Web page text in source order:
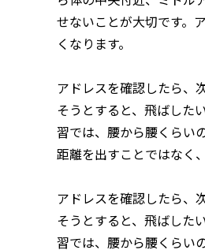
せないことが大切です。
くなります。
アドレスを確認したら、
そうとすると、飛ばした
習では、腰から腰くらい
距離を出すことではなく
アドレスを確認したら、
そうとすると、飛ばした
習では、腰から腰くらい